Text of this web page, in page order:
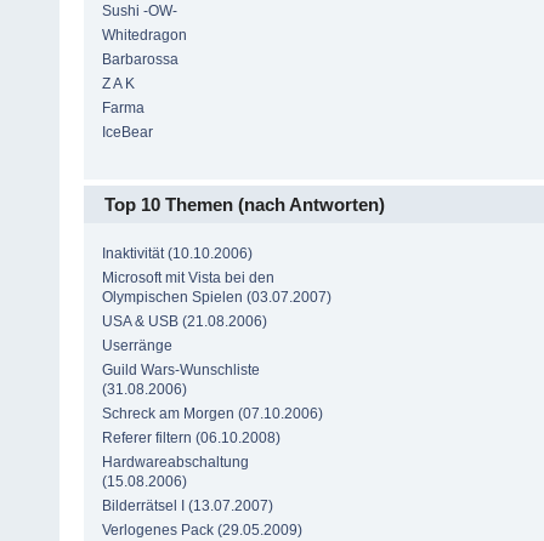
Sushi -OW-
Whitedragon
Barbarossa
Z A K
Farma
IceBear
Top 10 Themen (nach Antworten)
Inaktivität (10.10.2006)
Microsoft mit Vista bei den
Olympischen Spielen (03.07.2007)
USA & USB (21.08.2006)
Userränge
Guild Wars-Wunschliste
(31.08.2006)
Schreck am Morgen (07.10.2006)
Referer filtern (06.10.2008)
Hardwareabschaltung
(15.08.2006)
Bilderrätsel I (13.07.2007)
Verlogenes Pack (29.05.2009)